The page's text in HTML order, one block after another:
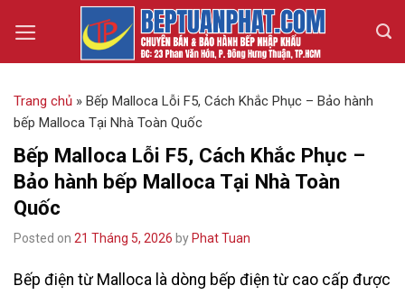
Trang chủ » Bếp Malloca Lỗi F5, Cách Khắc Phục – Bảo hành
bếp Malloca Tại Nhà Toàn Quốc
Bếp Malloca Lỗi F5, Cách Khắc Phục –
Bảo hành bếp Malloca Tại Nhà Toàn
Quốc
Posted on 21 Tháng 5, 2026 by Phat Tuan
Bếp điện từ Malloca là dòng bếp điện từ cao cấp được